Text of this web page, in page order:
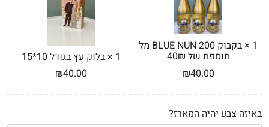
מל
תוספת
של
40₪ 1
× בקבוק BLUE NUN 200 מל
תוספת של 40₪
₪40.00
1
×בלוק עץ בגודל 10*15
₪40.00
באיזה צבע יהיה המארז?